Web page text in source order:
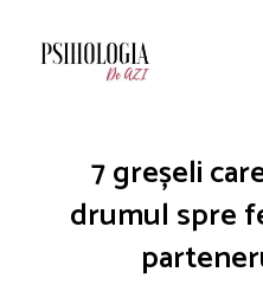
7 greșeli
drumul spre